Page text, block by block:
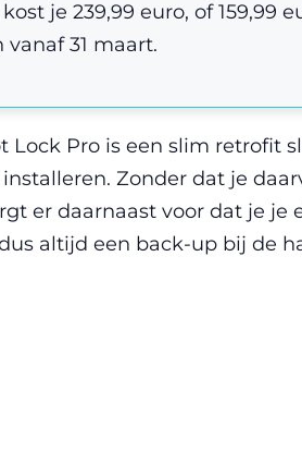
je 239,99 euro, of 159,99
31 maart.
Lock Pro is een slim retrofit
Zonder dat je
er daarnaast voor dat je
altijd een back-up bij de